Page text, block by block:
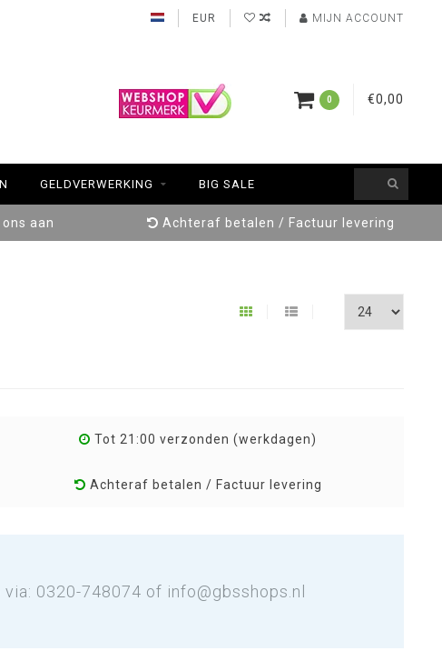
EUR MIJN ACCOUNT
0 €0,00
GELDVERWERKING BIG SALE
aan Achteraf betalen / Factuur levering
Tot 21:00 verzonden (werkdagen)
Achteraf betalen / Factuur levering
0320-748074 of info@gbsshops.nl